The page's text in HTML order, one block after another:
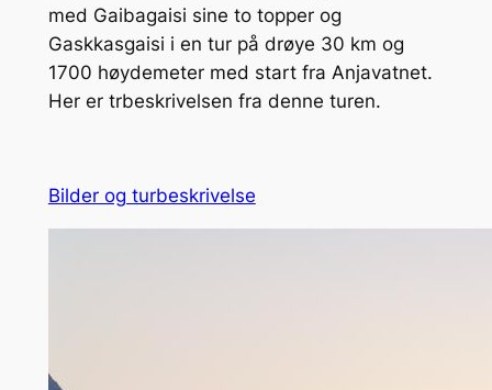
med Gaibagaisi sine to topper og
Gaskkasgaisi i en tur på drøye 30 km og
1700 høydemeter med start fra Anjavatnet.
Her er trbeskrivelsen fra denne turen.
Bilder og turbeskrivelse